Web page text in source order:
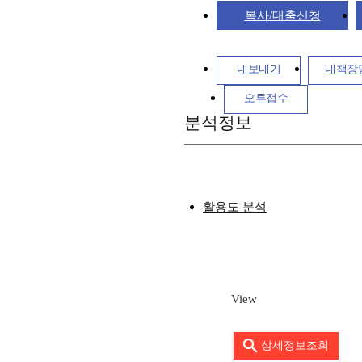
복사/대출신청
내보내기 내책장
오류접수
분석정보
활용도 분석
View
상세정보조회